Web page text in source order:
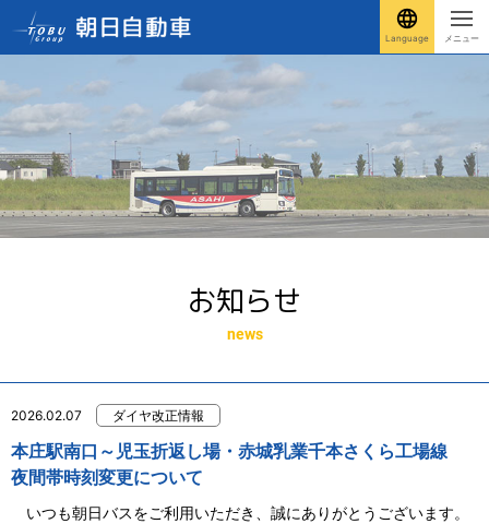
Language メニュー
お知らせ
news
2026.02.07 ダイヤ改正情報
本庄駅南口～児玉折返し場・赤城乳業千本さくら工場線
夜間帯時刻変更について
いつも朝日バスをご利用いただき、誠にありがとうございます。